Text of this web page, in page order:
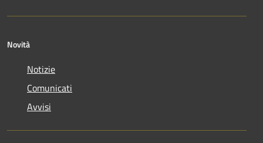
Novità
Notizie
Comunicati
Avvisi